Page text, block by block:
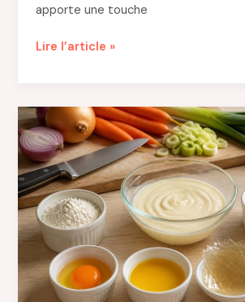
apporte une touche
Alliez
avec
un
vape
band
unique
Lire l’article »